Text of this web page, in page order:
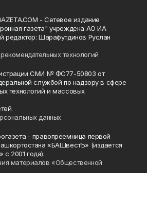
- Сетевое издание
газета" учреждена АО ИА
редактор: Шарафутдинов Руслан
технологий
СМИ № ФС77-50803 от
службой по надзору в сфере
технологий и массовых
данных
- правопреемница первой
«БАШвестЪ» (издается
2001 года).
материалов «Общественной